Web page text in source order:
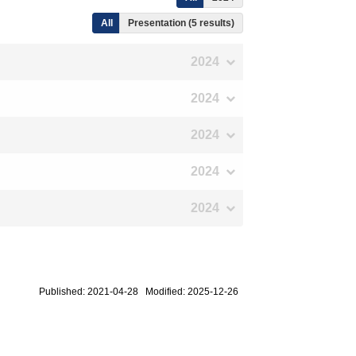
All Presentation (5 results)
2024
2024
2024
2024
2024
Published: 2021-04-28 Modified: 2025-12-26